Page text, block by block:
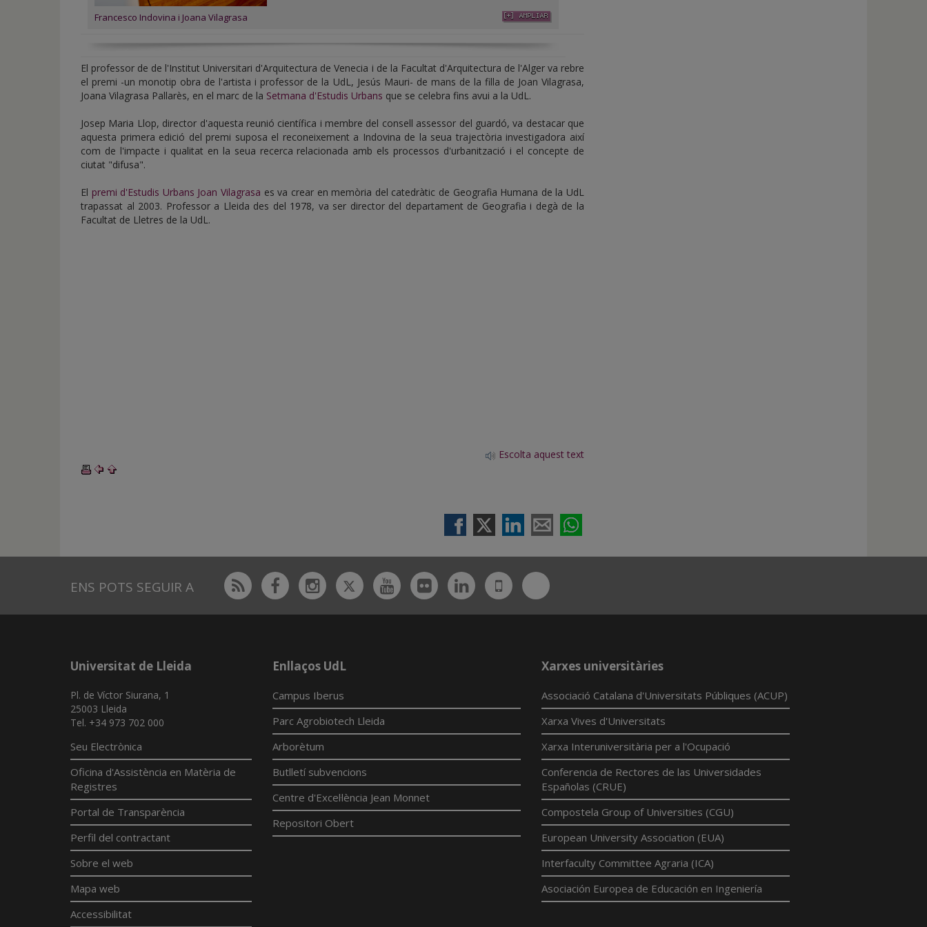
Francesco Indovina i Joana Vilagrasa
El professor de de l'Institut Universitari d'Arquitectura de Venecia i de la Facultat d'Arquitectura de l'Alger va rebre
el premi -un monotip obra de l'artista i professor de la UdL, Jesús Mauri- de mans de la filla de Joan Vilagrasa,
Joana Vilagrasa Pallarès, en el marc de la Setmana d'Estudis Urbans que se celebra fins avui a la UdL.
Josep Maria Llop, director d'aquesta reunió científica i membre del consell assessor del guardó, va destacar que
aquesta primera edició del premi suposa el reconeixement a Indovina de la seua trajectòria investigadora així
com de l'impacte i qualitat en la seua recerca relacionada amb els processos d'urbanització i el concepte de
ciutat "difusa".
El premi d'Estudis Urbans Joan Vilagrasa es va crear en memòria del catedràtic de Geografia Humana de la UdL
trapassat al 2003. Professor a Lleida des del 1978, va ser director del departament de Geografia i degà de la
Facultat de Lletres de la UdL.
Escolta aquest text
ENS POTS SEGUIR A Rss FacebookInstagram
TwitterYoutubeFlickrLinkedin
UdL
App
Bluesky
Universitat de Lleida
Pl. de Víctor Siurana, 1
25003 Lleida
Tel. +34 973 702 000
Seu Electrònica
Oficina d'Assistència en Matèria de
Registres
Portal de Transparència
Perfil del contractant
Sobre el web
Mapa web
Accessibilitat
Enllaços UdL
Campus Iberus
Parc Agrobiotech Lleida
Arborètum
Butlletí subvencions
Centre d'Excel·lència Jean Monnet
Repositori Obert
Xarxes universitàries
Associació Catalana d'Universitats Públiques (ACUP)
Xarxa Vives d'Universitats
Xarxa Interuniversitària per a l'Ocupació
Conferencia de Rectores de las Universidades
Españolas (CRUE)
Compostela Group of Universities (CGU)
European University Association (EUA)
Interfaculty Committee Agraria (ICA)
Asociación Europea de Educación en Ingeniería